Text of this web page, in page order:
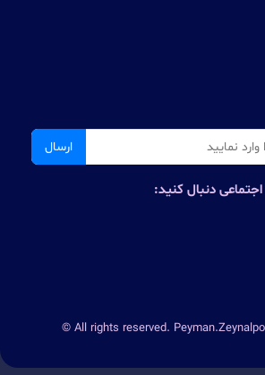
ارسال
دنبال کنید:
© All rights reserved.